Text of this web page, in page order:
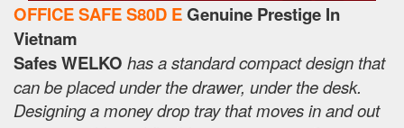
OFFICE SAFE S80D EGenuine Prestige In
Vietnam
Safes WELKO has a standard compact design that
can be placed under the drawer, under the desk.
Designing a money drop tray that moves in and out